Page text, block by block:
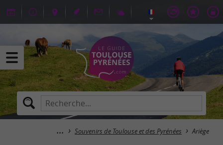
Souvenirs de Toulouse et des Pyrénées Ariège